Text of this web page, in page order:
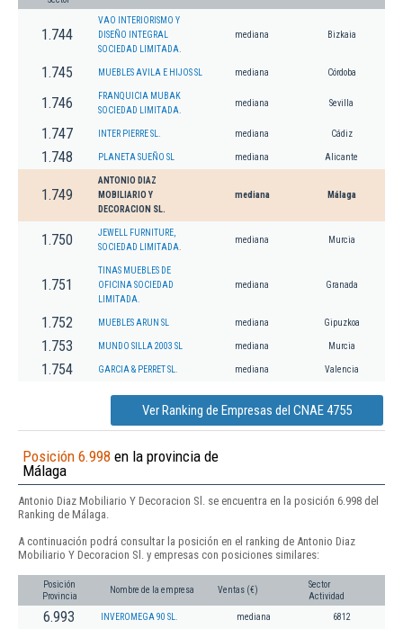
1.744
VAO INTERIORISMO Y
DISEÑO INTEGRAL
SOCIEDAD LIMITADA.
mediana Bizkaia
1.745 MUEBLES AVILA E HIJOS SL mediana Córdoba
1.746
FRANQUICIA MUBAK
SOCIEDAD LIMITADA.
mediana Sevilla
1.747 INTER PIERRE SL. mediana Cádiz
1.748 PLANETA SUEÑO SL mediana Alicante
1.749
ANTONIO DIAZ
MOBILIARIO Y
DECORACION SL.
mediana Málaga
1.750
JEWELL FURNITURE,
SOCIEDAD LIMITADA.
mediana Murcia
1.751
TINAS MUEBLES DE
OFICINA SOCIEDAD
LIMITADA.
mediana Granada
1.752 MUEBLES ARUN SL mediana Gipuzkoa
1.753 MUNDO SILLA 2003 SL mediana Murcia
1.754 GARCIA & PERRET SL. mediana Valencia
Ver Ranking de Empresas del CNAE 4755
Posición 6.998 en la provincia de
Málaga
Antonio Diaz Mobiliario Y Decoracion Sl. se encuentra en la posición 6.998 del
Ranking de Málaga.
A continuación podrá consultar la posición en el ranking de Antonio Diaz
Mobiliario Y Decoracion Sl. y empresas con posiciones similares:
Posición
Provincia
Nombre de la empresa Ventas (€)
Sector
Actividad
6.993 INVEROMEGA 90 SL. mediana 6812